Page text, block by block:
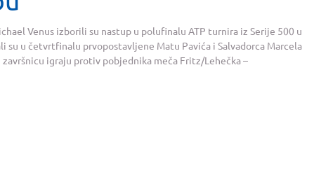
Venus izborili su nastup u polufinalu ATP turnira iz Serije 500 u
su u četvrtfinalu prvopostavljene Matu Pavića i Salvadorca Marcela
završnicu igraju protiv pobjednika meča Fritz/Lehečka –